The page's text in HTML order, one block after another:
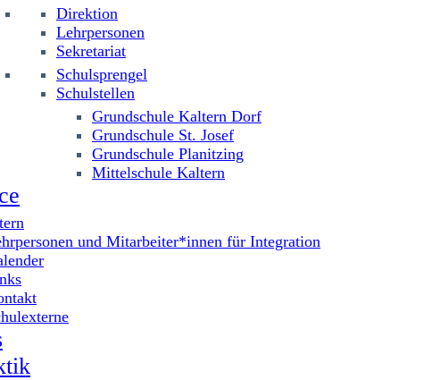
Direktion
Lehrpersonen
Sekretariat
Schulsprengel
Schulstellen
Grundschule Kaltern Dorf
Grundschule St. Josef
Grundschule Planitzing
Mittelschule Kaltern
und Mitarbeiter*innen für Integration